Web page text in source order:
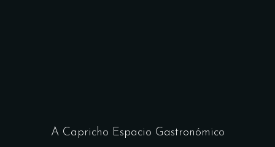
A Capricho Espacio Gastronómico